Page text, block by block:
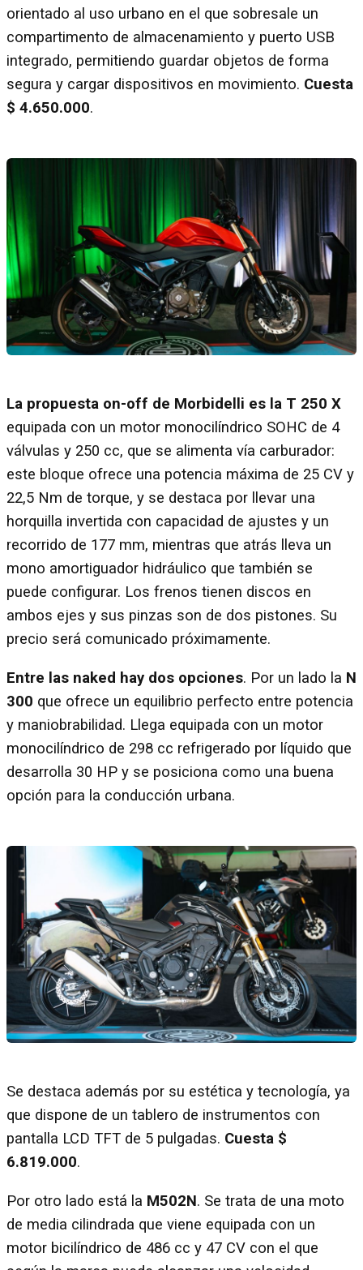
orientado al uso urbano en el que sobresale un
compartimento de almacenamiento y puerto USB
integrado, permitiendo guardar objetos de forma
segura y cargar dispositivos en movimiento. Cuesta
$ 4.650.000.
La propuesta on-off de Morbidelli es la T 250 X
equipada con un motor monocilíndrico SOHC de 4
válvulas y 250 cc, que se alimenta vía carburador:
este bloque ofrece una potencia máxima de 25 CV y
22,5 Nm de torque, y se destaca por llevar una
horquilla invertida con capacidad de ajustes y un
recorrido de 177 mm, mientras que atrás lleva un
mono amortiguador hidráulico que también se
puede configurar. Los frenos tienen discos en
ambos ejes y sus pinzas son de dos pistones. Su
precio será comunicado próximamente.
Entre las naked hay dos opciones. Por un lado la N
300 que ofrece un equilibrio perfecto entre potencia
y maniobrabilidad. Llega equipada con un motor
monocilíndrico de 298 cc refrigerado por líquido que
desarrolla 30 HP y se posiciona como una buena
opción para la conducción urbana.
Se destaca además por su estética y tecnología, ya
que dispone de un tablero de instrumentos con
pantalla LCD TFT de 5 pulgadas. Cuesta $
6.819.000.
Por otro lado está la M502N. Se trata de una moto
de media cilindrada que viene equipada con un
motor bicilíndrico de 486 cc y 47 CV con el que